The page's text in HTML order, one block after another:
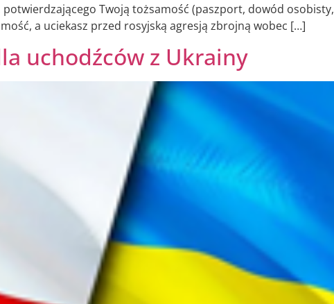
Twoją tożsamość (paszport, dowód
a uciekasz przed rosyjską agresją zbrojną wobec […]
uchodźców z Ukrainy